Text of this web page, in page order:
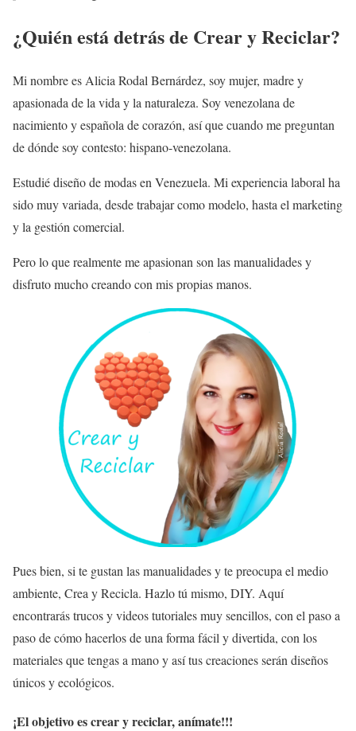
¿Quién está detrás de Crear y Reciclar?
Mi nombre es Alicia Rodal Bernárdez, soy mujer, madre y
apasionada de la vida y la naturaleza. Soy venezolana de
nacimiento y española de corazón, así que cuando me preguntan
de dónde soy contesto: hispano-venezolana.
Estudié diseño de modas en Venezuela. Mi experiencia laboral ha
sido muy variada, desde trabajar como modelo, hasta el marketing
y la gestión comercial.
Pero lo que realmente me apasionan son las manualidades y
disfruto mucho creando con mis propias manos.
Pues bien, si te gustan las manualidades y te preocupa el medio
ambiente, Crea y Recicla. Hazlo tú mismo, DIY. Aquí
encontrarás trucos y videos tutoriales muy sencillos, con el paso a
paso de cómo hacerlos de una forma fácil y divertida, con los
materiales que tengas a mano y así tus creaciones serán diseños
únicos y ecológicos.
¡El objetivo es crear y reciclar, anímate!!!